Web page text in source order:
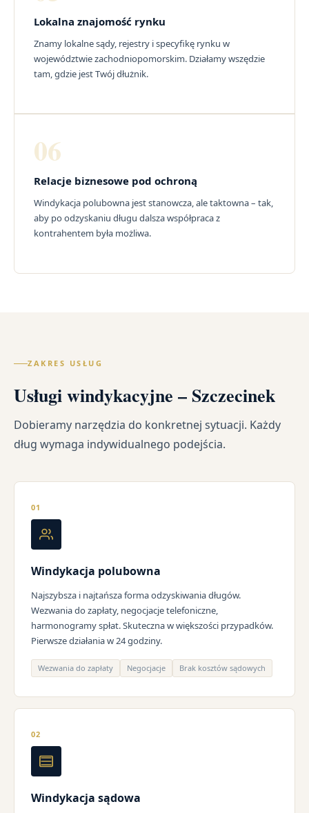
Lokalna znajomość rynku
Znamy lokalne sądy, rejestry i specyfikę rynku w
województwie zachodniopomorskim. Działamy wszędzie
tam, gdzie jest Twój dłużnik.
06
Relacje biznesowe pod ochroną
Windykacja polubowna jest stanowcza, ale taktowna – tak,
aby po odzyskaniu długu dalsza współpraca z
kontrahentem była możliwa.
ZAKRES USŁUG
Usługi windykacyjne – Szczecinek
Dobieramy narzędzia do konkretnej sytuacji. Każdy
dług wymaga indywidualnego podejścia.
01
Windykacja polubowna
Najszybsza i najtańsza forma odzyskiwania długów.
Wezwania do zapłaty, negocjacje telefoniczne,
harmonogramy spłat. Skuteczna w większości przypadków.
Pierwsze działania w 24 godziny.
Wezwania do zapłaty Negocjacje Brak kosztów sądowych
02
Windykacja sądowa